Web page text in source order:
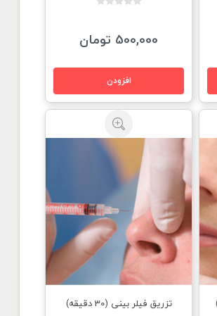
500,000 تومان
تزریق فيلر بینی (30 دقیقه)